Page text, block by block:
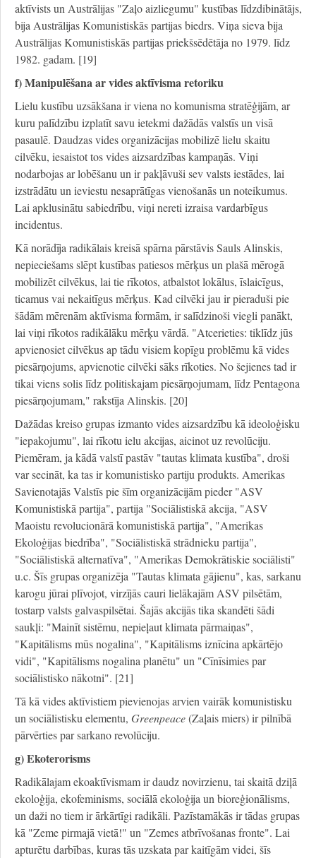
aktīvists un Austrālijas "Zaļo aizliegumu" kustības līdzdibinātājs,
bija Austrālijas Komunistiskās partijas biedrs. Viņa sieva bija
Austrālijas Komunistiskās partijas priekšsēdētāja no 1979. līdz
1982. gadam. [19]
f) Manipulēšana ar vides aktīvisma retoriku
Lielu kustību uzsākšana ir viena no komunisma stratēģijām, ar
kuru palīdzību izplatīt savu ietekmi dažādās valstīs un visā
pasaulē. Daudzas vides organizācijas mobilizē lielu skaitu
cilvēku, iesaistot tos vides aizsardzības kampaņās. Viņi
nodarbojas ar lobēšanu un ir pakļāvuši sev valsts iestādes, lai
izstrādātu un ieviestu nesaprātīgas vienošanās un noteikumus.
Lai apklusinātu sabiedrību, viņi nereti izraisa vardarbīgus
incidentus.
Kā norādīja radikālais kreisā spārna pārstāvis Sauls Alinskis,
nepieciešams slēpt kustības patiesos mērķus un plašā mērogā
mobilizēt cilvēkus, lai tie rīkotos, atbalstot lokālus, īslaicīgus,
ticamus vai nekaitīgus mērķus. Kad cilvēki jau ir pieraduši pie
šādām mērenām aktīvisma formām, ir salīdzinoši viegli panākt,
lai viņi rīkotos radikālāku mērķu vārdā. "Atcerieties: tiklīdz jūs
apvienosiet cilvēkus ap tādu visiem kopīgu problēmu kā vides
piesārņojums, apvienotie cilvēki sāks rīkoties. No šejienes tad ir
tikai viens solis līdz politiskajam piesārņojumam, līdz Pentagona
piesārņojumam," rakstīja Alinskis. [20]
Dažādas kreiso grupas izmanto vides aizsardzību kā ideoloģisku
"iepakojumu", lai rīkotu ielu akcijas, aicinot uz revolūciju.
Piemēram, ja kādā valstī pastāv "tautas klimata kustība", droši
var secināt, ka tas ir komunistisko partiju produkts. Amerikas
Savienotajās Valstīs pie šīm organizācijām pieder "ASV
Komunistiskā partija", partija "Sociālistiskā akcija, "ASV
Maoistu revolucionārā komunistiskā partija", "Amerikas
Ekoloģijas biedrība", "Sociālistiskā strādnieku partija",
"Sociālistiskā alternatīva", "Amerikas Demokrātiskie sociālisti"
u.c. Šīs grupas organizēja "Tautas klimata gājienu", kas, sarkanu
karogu jūrai plīvojot, virzījās cauri lielākajām ASV pilsētām,
tostarp valsts galvaspilsētai. Šajās akcijās tika skandēti šādi
saukļi: "Mainīt sistēmu, nepieļaut klimata pārmaiņas",
"Kapitālisms mūs nogalina", "Kapitālisms iznīcina apkārtējo
vidi", "Kapitālisms nogalina planētu" un "Cīnīsimies par
sociālistisko nākotni". [21]
Tā kā vides aktīvistiem pievienojas arvien vairāk komunistisku
un sociālistisku elementu, Greenpeace(Zaļais miers) ir pilnībā
pārvērties par sarkano revolūciju.
g) Ekoterorisms
Radikālajam ekoaktīvismam ir daudz novirzienu, tai skaitā dziļā
ekoloģija, ekofeminisms, sociālā ekoloģija un bioreģionālisms,
un daži no tiem ir ārkārtīgi radikāli. Pazīstamākās ir tādas grupas
kā "Zeme pirmajā vietā!" un "Zemes atbrīvošanas fronte". Lai
apturētu darbības, kuras tās uzskata par kaitīgām videi, šīs